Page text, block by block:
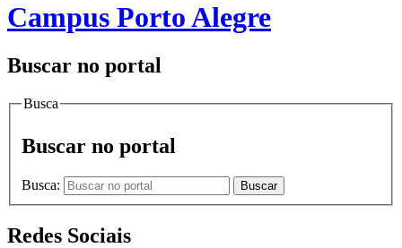
Campus Porto Alegre
Buscar no portal
Busca
Buscar no portal
Busca: Buscar
Redes Sociais